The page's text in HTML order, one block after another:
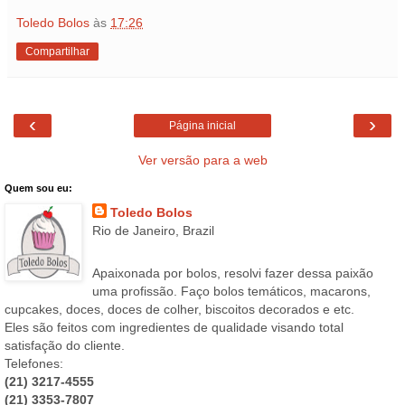
Toledo Bolos às 17:26
Compartilhar
‹ ›
Página inicial
Ver versão para a web
Quem sou eu:
Toledo Bolos
Rio de Janeiro, Brazil
Apaixonada por bolos, resolvi fazer dessa paixão
uma profissão. Faço bolos temáticos, macarons,
cupcakes, doces, doces de colher, biscoitos decorados e etc.
Eles são feitos com ingredientes de qualidade visando total
satisfação do cliente.
Telefones:
(21) 3217-4555
(21) 3353-7807